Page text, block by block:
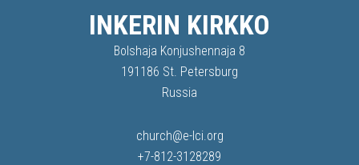
INKERIN KIRKKO
Bolshaja Konjushennaja 8
191186 St. Petersburg
Russia
church@e-lci.org
+7-812-3128289